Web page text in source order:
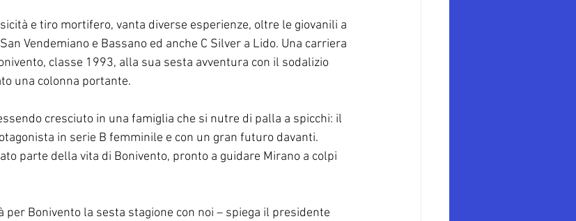
e tiro mortifero, vanta diverse esperienze, oltre le giovanili a
Vendemiano e Bassano ed anche C Silver a Lido. Una carriera
classe 1993, alla sua sesta avventura con il sodalizio
una colonna portante.
cresciuto in una famiglia che si nutre di palla a spicchi: il
in serie B femminile e con un gran futuro davanti.
parte della vita di Bonivento, pronto a guidare Mirano a colpi
per Bonivento la sesta stagione con noi – spiega il presidente